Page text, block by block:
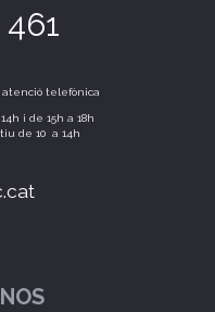
atenció telefònica
i de 15h a 18h
de 10 a 14h